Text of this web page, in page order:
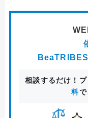
相談するだけ！
料